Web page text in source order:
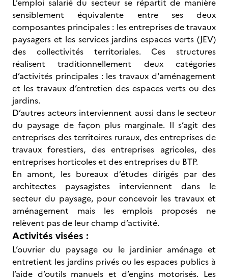
L’emploi salarié du secteur se répartit de manière
sensiblement équivalente entre ses deux
composantes principales : les entreprises de travaux
paysagers et les services jardins espaces verts (JEV)
des collectivités territoriales. Ces structures
réalisent traditionnellement deux catégories
d’activités principales : les travaux d'aménagement
et les travaux d’entretien des espaces verts ou des
jardins.
D’autres acteurs interviennent aussi dans le secteur
du paysage de façon plus marginale. Il s’agit des
entreprises des territoires ruraux, des entreprises de
travaux forestiers, des entreprises agricoles, des
entreprises horticoles et des entreprises du BTP.
En amont, les bureaux d’études dirigés par des
architectes paysagistes interviennent dans le
secteur du paysage, pour concevoir les travaux et
aménagement mais les emplois proposés ne
relèvent pas de leur champ d’activité.
Activités visées :
L’ouvrier du paysage ou le jardinier aménage et
entretient les jardins privés ou les espaces publics à
l’aide d’outils manuels et d’engins motorisés. Les